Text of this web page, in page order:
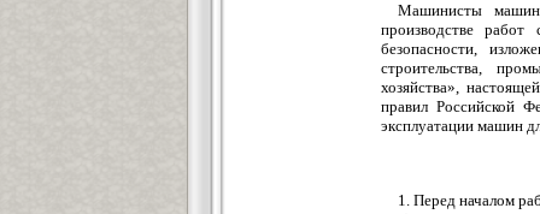
Машинисты
производстве работ
безопасности,
строительства,
хозяйства»,
правил Российской
эксплуатации машин
1. Перед началом